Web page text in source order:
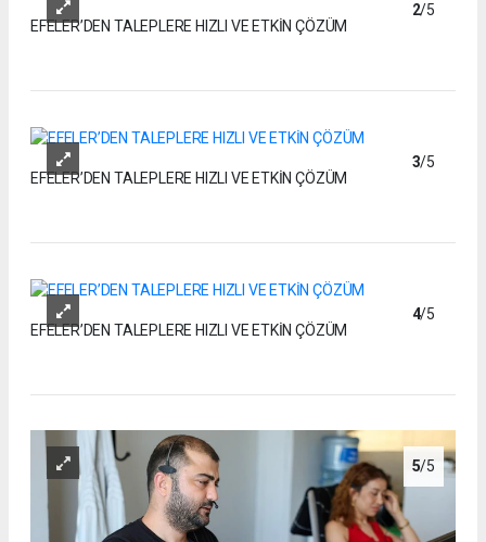
2/5
EFELER’DEN TALEPLERE HIZLI VE ETKİN ÇÖZÜM
3/5
EFELER’DEN TALEPLERE HIZLI VE ETKİN ÇÖZÜM
4/5
EFELER’DEN TALEPLERE HIZLI VE ETKİN ÇÖZÜM
5/5